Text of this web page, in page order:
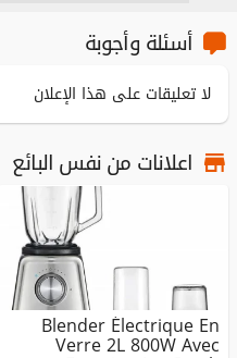
أسئلة وأجوبة
لا تعليقات على هذا الإعلان
اعلانات من نفس البائع
Blender Électrique En
Verre 2L 800W Avec